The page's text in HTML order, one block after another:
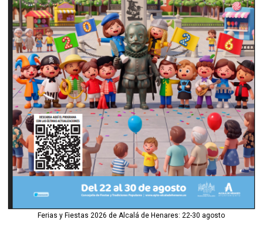
Ferias y Fiestas 2026 de Alcalá de Henares: 22-30 agosto